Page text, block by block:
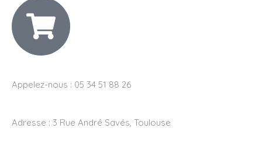
Appelez-nous : 05 34 51 88 26
Adresse : 3 Rue André Savés, Toulouse